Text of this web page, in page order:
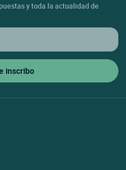
y toda la actualidad de